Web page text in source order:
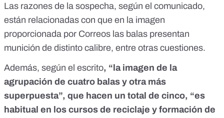
Las razones de la sospecha, según el comunicado,
están relacionadas con que en la imagen
proporcionada por Correos las balas presentan
munición de distinto calibre, entre otras cuestiones.
Además, según el escrito, “la imagen de la
agrupación de cuatro balas y otra más
superpuesta”, que hacen un total de cinco, “es
habitual en los cursos de reciclaje y formación de